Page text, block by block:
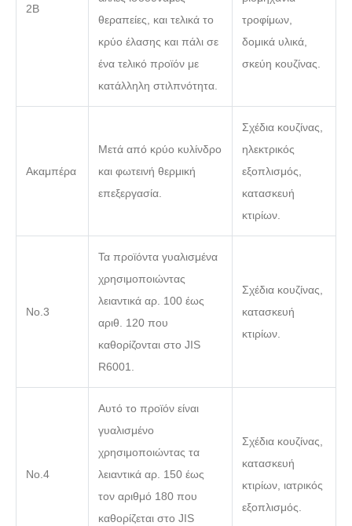
2Β
θεραπείες, και τελικά το
κρύο έλασης και πάλι σε
ένα τελικό προϊόν με
κατάλληλη στιλπνότητα.
τροφίμων,
δομικά υλικά,
σκεύη κουζίνας.
Ακαμπέρα
Μετά από κρύο κυλίνδρο
και φωτεινή θερμική
επεξεργασία.
Σχέδια κουζίνας,
ηλεκτρικός
εξοπλισμός,
κατασκευή
κτιρίων.
Νο.3
Τα προϊόντα γυαλισμένα
χρησιμοποιώντας
λειαντικά αρ. 100 έως
αριθ. 120 που
καθορίζονται στο JIS
R6001.
Σχέδια κουζίνας,
κατασκευή
κτιρίων.
Νο.4
Αυτό το προϊόν είναι
γυαλισμένο
χρησιμοποιώντας τα
λειαντικά αρ. 150 έως
τον αριθμό 180 που
καθορίζεται στο JIS
Σχέδια κουζίνας,
κατασκευή
κτιρίων, ιατρικός
εξοπλισμός.